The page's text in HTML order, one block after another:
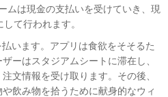
ムは現金の支払いを受けていき、現
て行われます。
います。アプリは食欲をそそるた
ーはスタジアムシートに滞在し、
文情報を受け取ります。その後、
飲み物を拾うために献身的なウィ